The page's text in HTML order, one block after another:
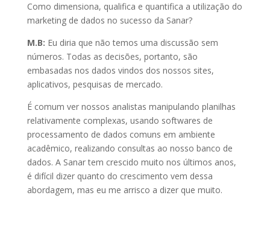
Como dimensiona, qualifica e quantifica a utilização do
marketing de dados no sucesso da Sanar?
M.B: Eu diria que não temos uma discussão sem
números. Todas as decisões, portanto, são
embasadas nos dados vindos dos nossos sites,
aplicativos, pesquisas de mercado.
É comum ver nossos analistas manipulando planilhas
relativamente complexas, usando softwares de
processamento de dados comuns em ambiente
acadêmico, realizando consultas ao nosso banco de
dados. A Sanar tem crescido muito nos últimos anos,
é difícil dizer quanto do crescimento vem dessa
abordagem, mas eu me arrisco a dizer que muito.